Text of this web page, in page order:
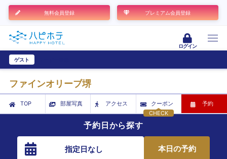
無料会員登録 プレミアム会員登録
ログイン
ゲスト
ファインオリーブ堺
TOP 部屋写真
アクセス
CHECK
クーポン 予約
予約日から探す
指定日なし 本日の予約